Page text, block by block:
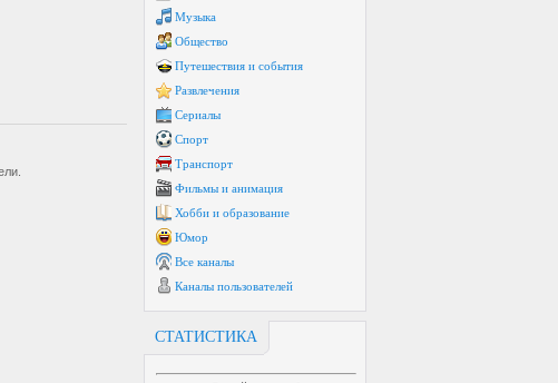
Музыка
Общество
Путешествия и события
Развлечения
Сериалы
Спорт
Транспорт
Фильмы и анимация
Хобби и образование
Юмор
Все каналы
Каналы пользователей
СТАТИСТИКА